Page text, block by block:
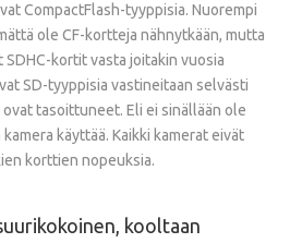
CompactFlash-tyyppisia. Nuorempi
ole CF-kortteja nähnytkään, mutta
kortit vasta joitakin vuosia
SD-tyyppisia vastineitaan selvästi
tasoittuneet. Eli ei sinällään ole
käyttää. Kaikki kamerat eivät
korttien nopeuksia.
kooltaan